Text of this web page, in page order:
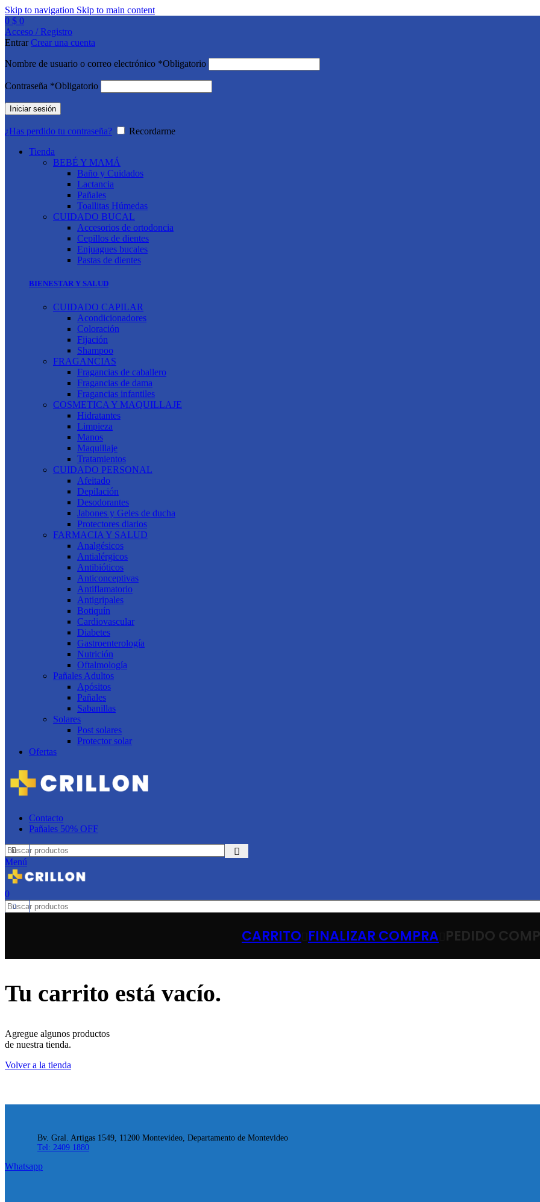
Skip to navigation Skip to main content
0 $ 0
Acceso / Registro
EntrarCrear una cuenta
Nombre de usuario o correo electrónico *Obligatorio
Contraseña *Obligatorio
Iniciar sesión
¿Has perdido tu contraseña?
Recordarme
Tienda
BEBÉ Y MAMÁ
Baño y Cuidados
Lactancia
Pañales
Toallitas Húmedas
CUIDADO BUCAL
Accesorios de ortodoncia
Cepillos de dientes
Enjuagues bucales
Pastas de dientes
BIENESTAR Y SALUD
CUIDADO CAPILAR
Acondicionadores
Coloración
Fijación
Shampoo
FRAGANCIAS
Fragancias de caballero
Fragancias de dama
Fragancias infantiles
COSMETICA Y MAQUILLAJE
Hidratantes
Limpieza
Manos
Maquillaje
Tratamientos
CUIDADO PERSONAL
Afeitado
Depilación
Desodorantes
Jabones y Geles de ducha
Protectores diarios
FARMACIA Y SALUD
Analgésicos
Antialérgicos
Antibióticos
Anticonceptivas
Antiflamatorio
Antigripales
Botiquín
Cardiovascular
Diabetes
Gastroenterología
Nutrición
Oftalmología
Pañales Adultos
Apósitos
Pañales
Sabanillas
Solares
Post solares
Protector solar
Ofertas
Contacto
Pañales 50% OFF
Menú
0
CARRITO FINALIZAR COMPRA PEDIDO
Tu carrito está vacío.
Agregue algunos productos
de nuestra tienda.
Volver a la tienda
Bv. Gral. Artigas 1549, 11200 Montevideo, Departamento de Montevideo
Tel: 2409 1880
Whatsapp